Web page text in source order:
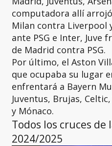
computadora allí
Milan contra Liverpool
ante PSG e Inter, Juve
de Madrid contra PSG.
Por último, el Aston
que ocupaba su lugar
enfrentará a Bayern
Juventus, Brujas,
y Mónaco.
Todos los cruces de
2024/2025